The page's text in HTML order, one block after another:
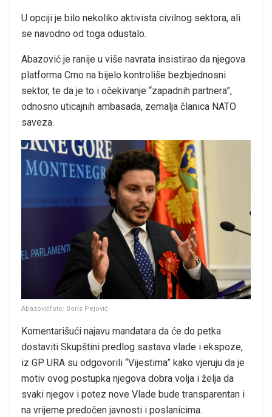
U opciji je bilo nekoliko aktivista civilnog sektora, ali
se navodno od toga odustalo.
Abazović je ranije u više navrata insistirao da njegova
platforma Crno na bijelo kontroliše bezbjednosni
sektor, te da je to i očekivanje “zapadnih partnera”,
odnosno uticajnih ambasada, zemalja članica NATO
saveza.
Abazovićfoto: Boris Pejović
Komentarišući najavu mandatara da će do petka
dostaviti Skupštini predlog sastava vlade i ekspoze,
iz GP URA su odgovorili “Vijestima” kako vjeruju da je
motiv ovog postupka njegova dobra volja i želja da
svaki njegov i potez nove Vlade bude transparentan i
na vrijeme predočen javnosti i poslanicima.